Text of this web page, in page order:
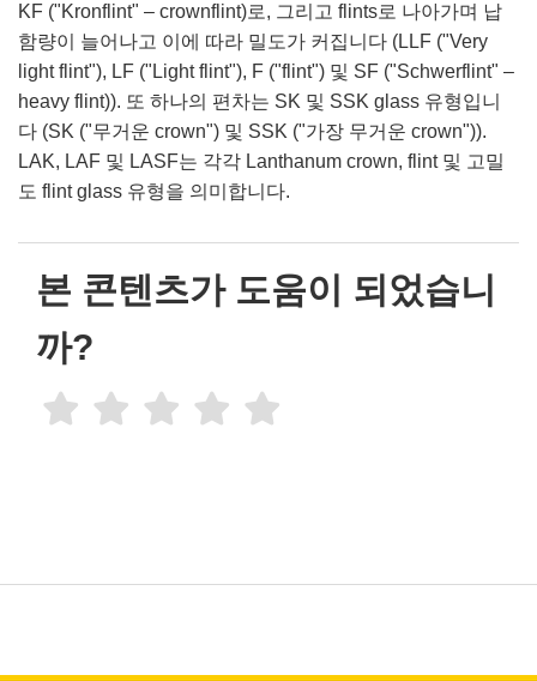
KF ("Kronflint" – crownflint)로, 그리고 flints로 나아가며 납
함량이 늘어나고 이에 따라 밀도가 커집니다 (LLF ("Very
light flint"), LF ("Light flint"), F ("flint") 및 SF ("Schwerflint" –
heavy flint)). 또 하나의 편차는 SK 및 SSK glass 유형입니
다 (SK ("무거운 crown") 및 SSK ("가장 무거운 crown")).
LAK, LAF 및 LASF는 각각 Lanthanum crown, flint 및 고밀
도 flint glass 유형을 의미합니다.
본 콘텐츠가 도움이 되었습니
까?